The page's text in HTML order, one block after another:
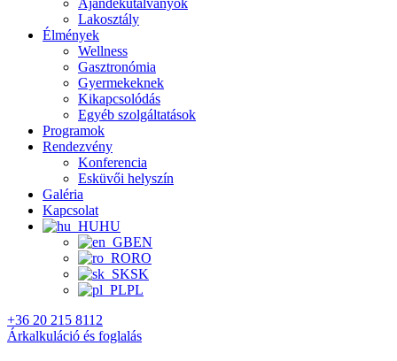
Ajándékutalványok
Lakosztály
Élmények
Wellness
Gasztronómia
Gyermekeknek
Kikapcsolódás
Egyéb szolgáltatások
Programok
Rendezvény
Konferencia
Esküvői helyszín
Galéria
Kapcsolat
HU
EN
RO
SK
PL
+36 20 215 8112
Árkalkuláció és foglalás